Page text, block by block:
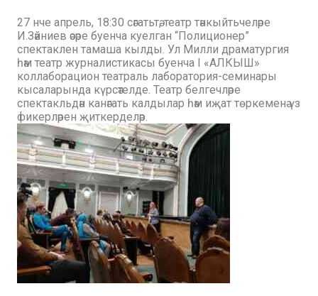
27 нче апрель, 18:30 сәгатьтә, театр тәнкыйтьчеләре
И.Зәйниев әсәре буенча куелган “Полиционер”
спектаклен тамаша кылды. Ул Милли драматургия
һәм театр журналистикасы буенча I «АЛКЫШ»
коллаборацион театраль лаборатория-семинары
кысаларында күрсәтелде. Театр белгечләре
спектакльдән канәгать калдылар һәм иҗат төркеменә үз
фикерләрен җиткерделәр.